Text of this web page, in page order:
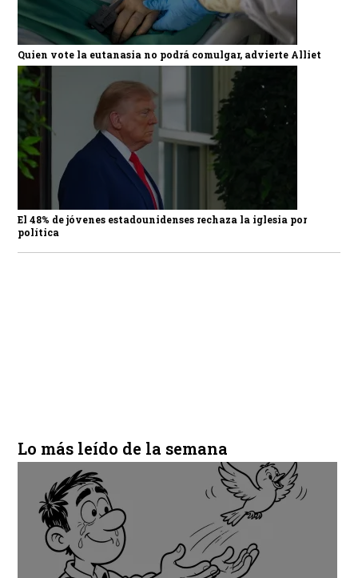
Quien vote la eutanasia no podrá comulgar, advierte Alliet
El 48% de jóvenes estadounidenses rechaza la iglesia por
política
Lo más leído de la semana